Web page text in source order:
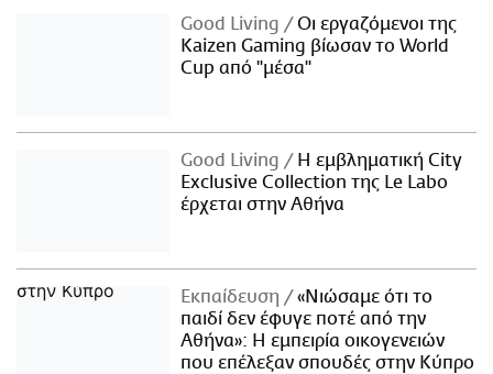
Good Living
Οι εργαζόμενοι της
Kaizen Gaming βίωσαν το World
Cup από "μέσα"
Good Living
Η εμβληματική City
Exclusive Collection της Le Labo
έρχεται στην Αθήνα
Εκπαίδευση
«Νιώσαμε ότι το
παιδί δεν έφυγε ποτέ από την
Αθήνα»: Η εμπειρία οικογενειών
που επέλεξαν σπουδές στην Κύπρο